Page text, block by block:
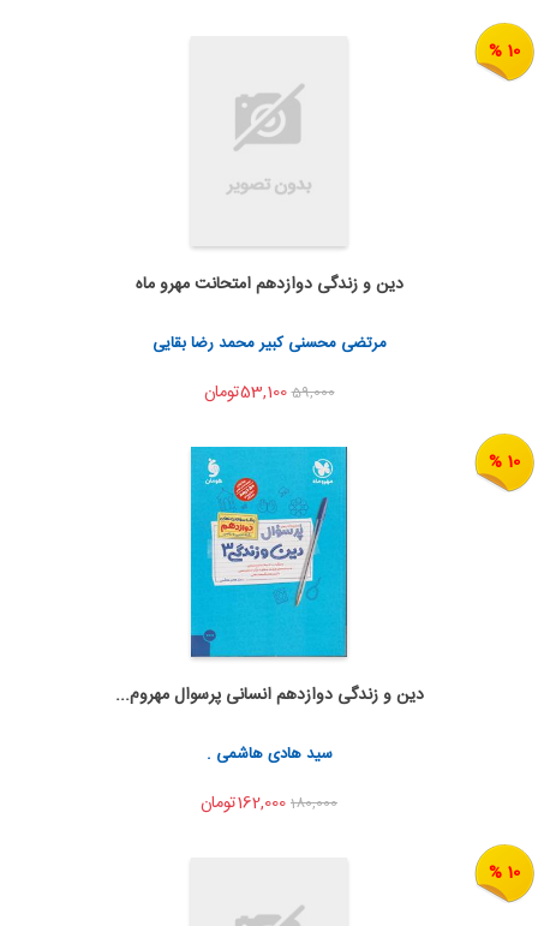
10 %
به من اطلاع بده
اشتراک گذاری
دین و زندگی دوازدهم امتحانت مهرو ماه
مرتضی محسنی کبیر محمد رضا بقایی
59,00053,100تومان
10 %
به من اطلاع بده
اشتراک گذاری
دین و زندگی دوازدهم انسانی پرسوال مهروم...
سید هادی هاشمی .
180,000
10 %